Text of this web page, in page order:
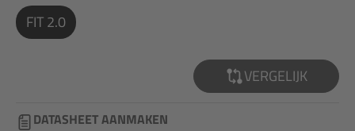
FIT 2.0
VERGELIJK
DATASHEET AANMAKEN